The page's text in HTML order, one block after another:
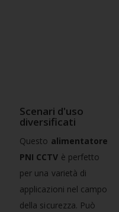
Scenari d'uso
diversificati
Questo alimentatore
PNI CCTV è perfetto
per una varietà di
applicazioni nel campo
della sicurezza. Può